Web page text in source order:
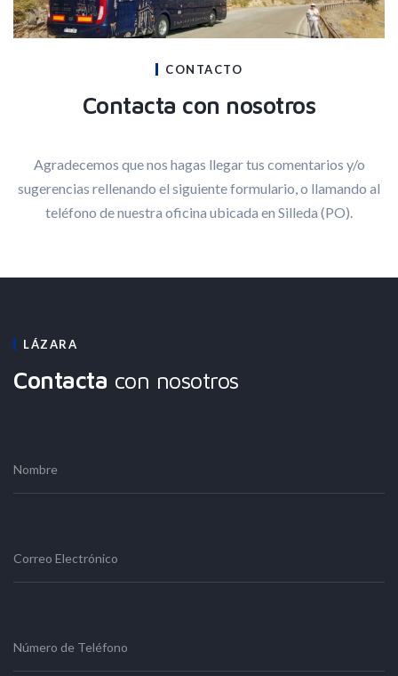
LÁZARA
Contacta con nosotros
CONTACTO
Contacta con nosotros
Agradecemos que nos hagas llegar tus comentarios y/o
sugerencias rellenando el siguiente formulario, o llamando al
teléfono de nuestra oficina ubicada en Silleda (PO).